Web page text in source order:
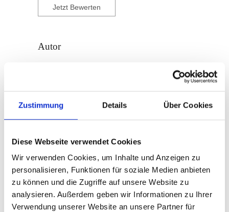
Zustimmung Details Über Cookies
Diese Webseite verwendet Cookies
Wir verwenden Cookies, um Inhalte und Anzeigen zu
personalisieren, Funktionen für soziale Medien anbieten
zu können und die Zugriffe auf unsere Website zu
analysieren. Außerdem geben wir Informationen zu Ihrer
Verwendung unserer Website an unsere Partner für
Jetzt Bewerten
Autor
Leo Mörschbacher Chefkoch im Hotel
Schwaigerhof. Begeisteter Koch mit viel Liebe
Suche
Suchen Sie nach einer Kategorie, Zutaten oder